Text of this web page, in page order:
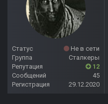
Статус
Не в сети
Группа
Сталкеры
Репутация
12
Сообщений
45
Регистрация
29.12.2020